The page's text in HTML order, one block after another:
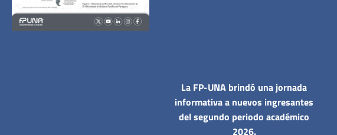
La FP-UNA brindó una jornada
informativa a nuevos ingresantes
del segundo periodo académico
2026.